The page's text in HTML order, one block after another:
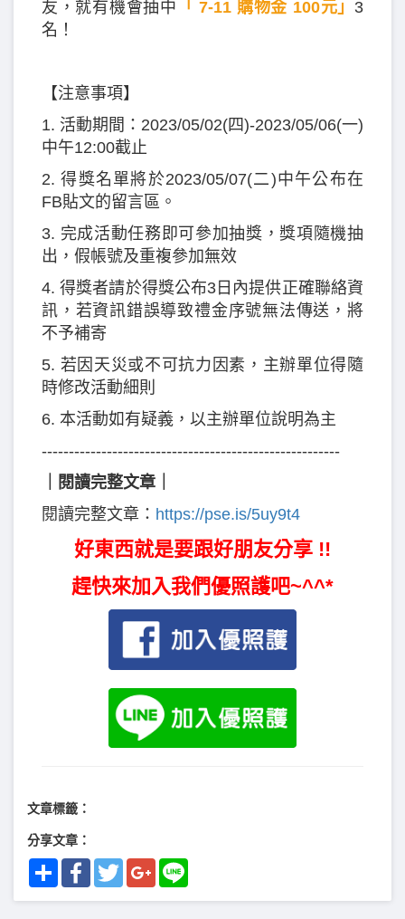
友，就有機會抽中 「 7-11 購物金 100元」 3
名！
【注意事項】
1. 活動期間：2023/05/02(四)-2023/05/06(一)
中午12:00截止
2. 得獎名單將於2023/05/07(二)中午公布在
FB貼文的留言區。
3. 完成活動任務即可參加抽獎，獎項隨機抽
出，假帳號及重複參加無效
4. 得獎者請於得獎公布3日內提供正確聯絡資
訊，若資訊錯誤導致禮金序號無法傳送，將
不予補寄
5. 若因天災或不可抗力因素，主辦單位得隨
時修改活動細則
6. 本活動如有疑義，以主辦單位說明為主
-------------------------------------------------------
｜閱讀完整文章｜
閱讀完整文章： https://pse.is/5uy9t4
好東西就是要跟好朋友分享 !!
趕快來加入我們優照護吧~^^*
文章標籤：
分享文章：
Share FacebookTwitterGoogle+